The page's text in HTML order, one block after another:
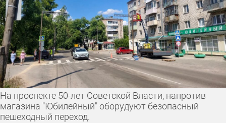
На проспекте 50-лет Советской Власти, напротив
магазина "Юбилейный" оборудуют безопасный
пешеходный переход.